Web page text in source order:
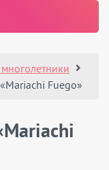
Fuego»